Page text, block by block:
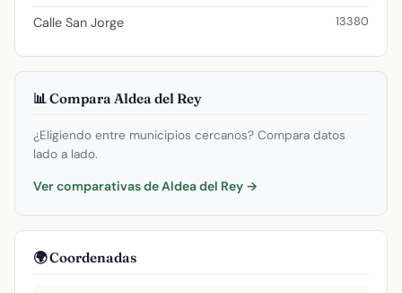
Calle San Jorge 13380
📊 Compara Aldea del Rey
¿Eligiendo entre municipios cercanos? Compara datos
lado a lado.
Ver comparativas de Aldea del Rey →
🌍 Coordenadas